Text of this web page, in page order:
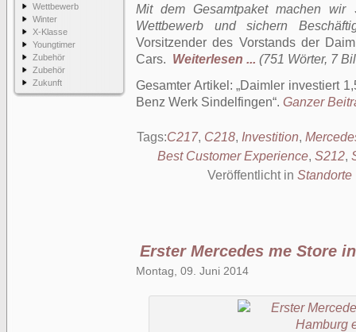
Wettbewerb
Winter
X-Klasse
Youngtimer
Zubehör
Zubehör
Zukunft
Mit dem Gesamtpaket machen
Wettbewerb und sichern
Vorsitzender des Vorstands der
Cars. Weiterlesen ... (751 Wörter, 7
Gesamter Artikel: Daimler investiert
Benz Werk Sindelfingen . Ganzer
Tags:C217, C218, Investition,
Best Customer Experience, S212,
Veröffentlicht in Standorte
Erster Mercedes me Store
Montag, 09. Juni 2014